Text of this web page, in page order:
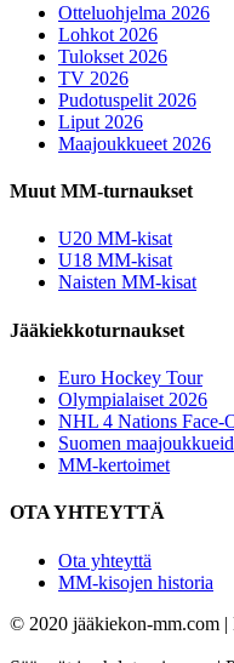
Otteluohjelma 2026
Lohkot 2026
Tulokset 2026
TV 2026
Pudotuspelit 2026
Liput 2026
Maajoukkueet 2026
Muut MM-turnaukset
U20 MM-kisat
U18 MM-kisat
Naisten MM-kisat
Jääkiekkoturnaukset
Euro Hockey Tour
Olympialaiset 2026
NHL 4 Nations Face-
Suomen
MM-kertoimet
OTA YHTEYTTÄ
Ota yhteyttä
MM-kisojen historia
© 2020 jääkiekon-mm.com |